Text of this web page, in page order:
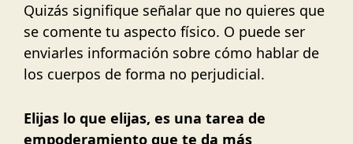
Quizás signifique señalar que no quieres que
se comente tu aspecto físico. O puede ser
enviarles información sobre cómo hablar de
los cuerpos de forma no perjudicial.
Elijas lo que elijas, es una tarea de
empoderamiento que te da más